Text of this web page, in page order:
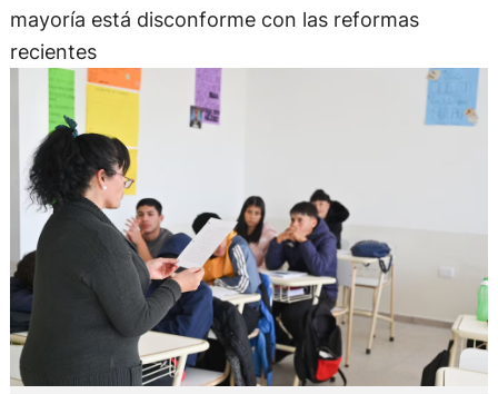
mayoría está disconforme con las reformas
recientes